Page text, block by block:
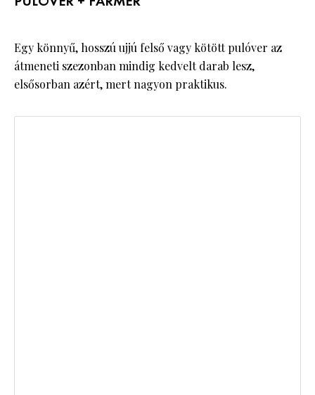
Egy könnyű, hosszú ujjú felső vagy kötött pulóver az
átmeneti szezonban mindig kedvelt darab lesz,
elsősorban azért, mert nagyon praktikus.